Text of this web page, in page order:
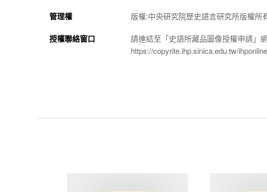
管理權 版權:中央研究院歷史語言研究所版權所
授權聯絡窗口
請連結至「史語所藏品圖像授權申請」
https://copyrite.ihp.sinica.edu.tw/